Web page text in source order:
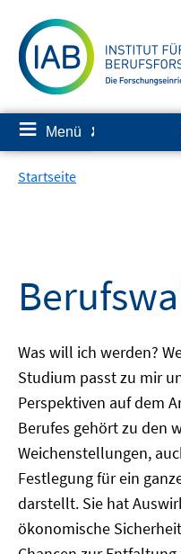
zum
Inhalt
≡ Menü ✘
Startseite
Was will ich werden?
Studium passt zu mir
Perspektiven auf dem
Berufes gehört zu den
Weichenstellungen,
Festlegung für ein
darstellt. Sie hat
ökonomische